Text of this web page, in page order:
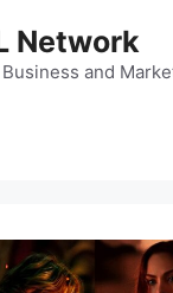
Network
Business and